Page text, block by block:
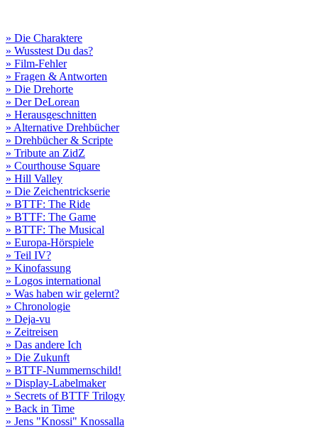
» Die Charaktere
» Wusstest Du das?
» Film-Fehler
» Fragen & Antworten
» Die Drehorte
» Der DeLorean
» Herausgeschnitten
» Alternative Drehbücher
» Drehbücher & Scripte
» Tribute an ZidZ
» Courthouse Square
» Hill Valley
» Die Zeichentrickserie
» BTTF: The Ride
» BTTF: The Game
» BTTF: The Musical
» Europa-Hörspiele
» Teil IV?
» Kinofassung
» Logos international
» Was haben wir gelernt?
» Chronologie
» Deja-vu
» Zeitreisen
» Das andere Ich
» Die Zukunft
» BTTF-Nummernschild!
» Display-Labelmaker
» Secrets of BTTF Trilogy
» Back in Time
» Jens "Knossi" Knossalla